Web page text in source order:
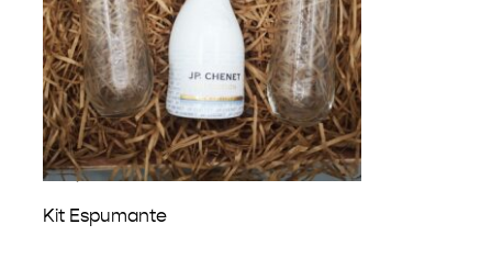
₡25,000
Kit Espumante